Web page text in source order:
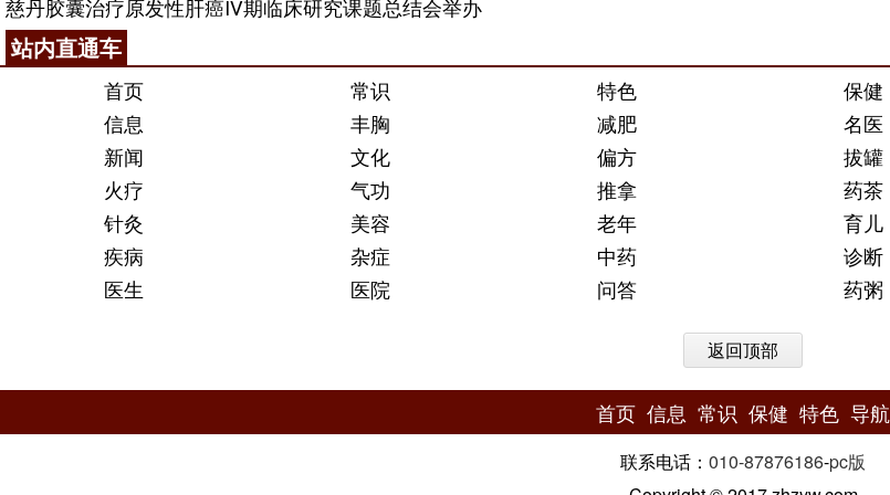
慈丹胶囊治疗原发性肝癌Ⅳ期临床研究课题总结会举办
站内直通车
首页 常识 特色 保健
信息
丰胸 减肥 名医
新闻
文化 偏方 拔罐
火疗
气功 推拿 药茶
针灸
美容 老年 育儿
疾病
杂症 中药 诊断
医生
医院 问答 药粥
返回顶部
首页 信息 常识 保健 特色 导航
联系电话： 010-87876186-pc版